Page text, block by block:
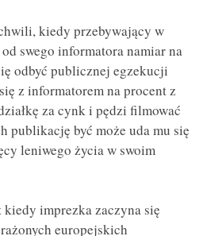
kiedy przebywający w
swego informatora namiar na
odbyć publicznej egzekucji
z informatorem na procent z
za cynk i pędzi filmować
publikację być może uda mu się
leniwego życia w swoim
imprezka zaczyna się
europejskich